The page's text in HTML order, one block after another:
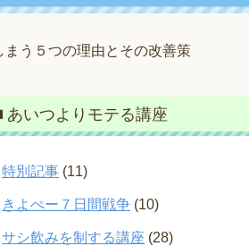
う５つの理由とその改善策
あいつよりモテる講座
特別記事 (11)
きよぺー７日間戦争 (10)
サシ飲みを制する講座 (28)